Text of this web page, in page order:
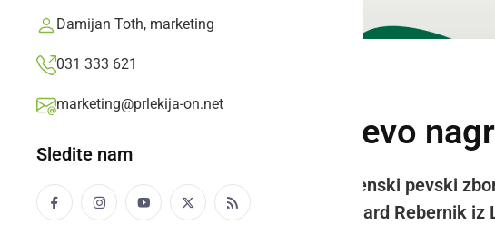
Damijan Toth, marketing
031 333 621
marketing@prlekija-on.net
Sledite nam
Podelili Miklošičevo
Miklošičevo nagrado je prejel ženski pevski
Tatjana Mihorič s Cvena in Bernard Rebernik iz